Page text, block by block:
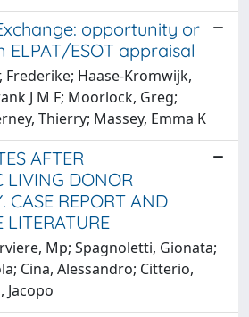
opportunity or
ESOT appraisal
Frederike; Haase-Kromwijk,
J M F; Moorlock, Greg;
Thierry; Massey, Emma K
AFTER
LIVING DONOR
CASE REPORT AND
LITERATURE
Mp; Spagnoletti, Gionata;
Cina, Alessandro; Citterio,
Jacopo